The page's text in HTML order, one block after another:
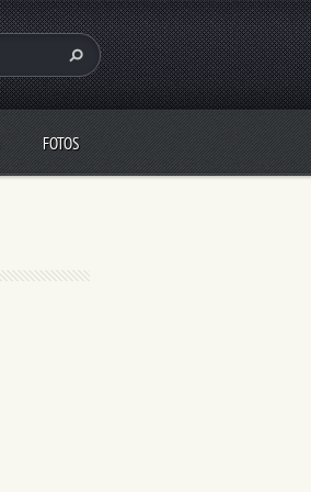
FOTOS